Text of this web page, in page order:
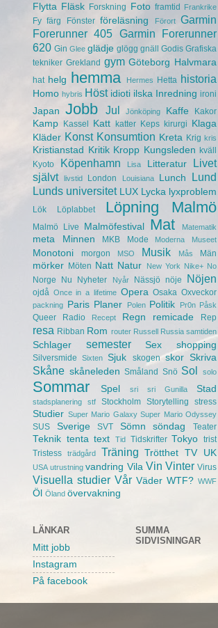
Flytta Fläsk Forskning Foto framtid Frankrike
Fy färg Fönster föreläsning Förort
Garmin
Forerunner 405 Garmin Forerunner
620 Gin Glee glädje glögg gnäll Godis Grafiska
tekniker Grekland gym Göteborg Halvmara
hat helg hemma Hermes Hetta historia
Homo hybris Höst idioti ilska Inredning ironi
Japan Jobb Jul Jönköping Kaffe Kakor
Kamp Kassel Katt katter Keps kirurgi
Klaga
Kläder Konst Konsumtion Kreta Krig kris
Kristianstad Kritik Kropp Kungsleden kväll
Kyoto
Köpenhamn Lisa Litteratur
Livet
självt
livstid London Louisiana Lunch
Lund
Lunds universitet
LUX Lycka lyxproblem
Lök Löplabbet Löpning Malmö
Malmö Live Malmöfestival Mat Matematik
meta Minnen MKB Mode Moderna Museet
Monotoni morgon MSO Musik Mås Män
mörker Möten Natt Natur New York Nike+ No
Norge Nu Nyheter Nyår Nässjö nöje Nöjen
ojdå Once in a lifetime Opera Osaka Oxveckor
packning Paris Planer Polen Politik Pr0n Påsk
Queer Radio Recept Regn remicade Rep
resa Ribban Rom router Russell Russia samtiden
Schlager semester Sex shopping
Silversmide Sixten Sjuk skogen skor Skriva
Skåne skåneleden Småland Snö Sol solo
Sommar Spel sri sri Gunilla Stad
stadsplanering stf Stockholm Storytelling stress
Studier Super Mario Galaxy Super Mario Odyssey
SUS Sverige SVT Sömn söndag Teater
Teknik tenta text Tid Tidskrifter Tokyo trist
Tristess
trädgård Träning Trötthet TV UK
USA utrustning vandring Vila Vin Vinter Virus
Visuella studier Vår Väder WTF? WWF
Öl Öland övervakning
LÄNKAR
Mitt jobb
Instagram
På facebook
SUMMA
SIDVISNINGAR